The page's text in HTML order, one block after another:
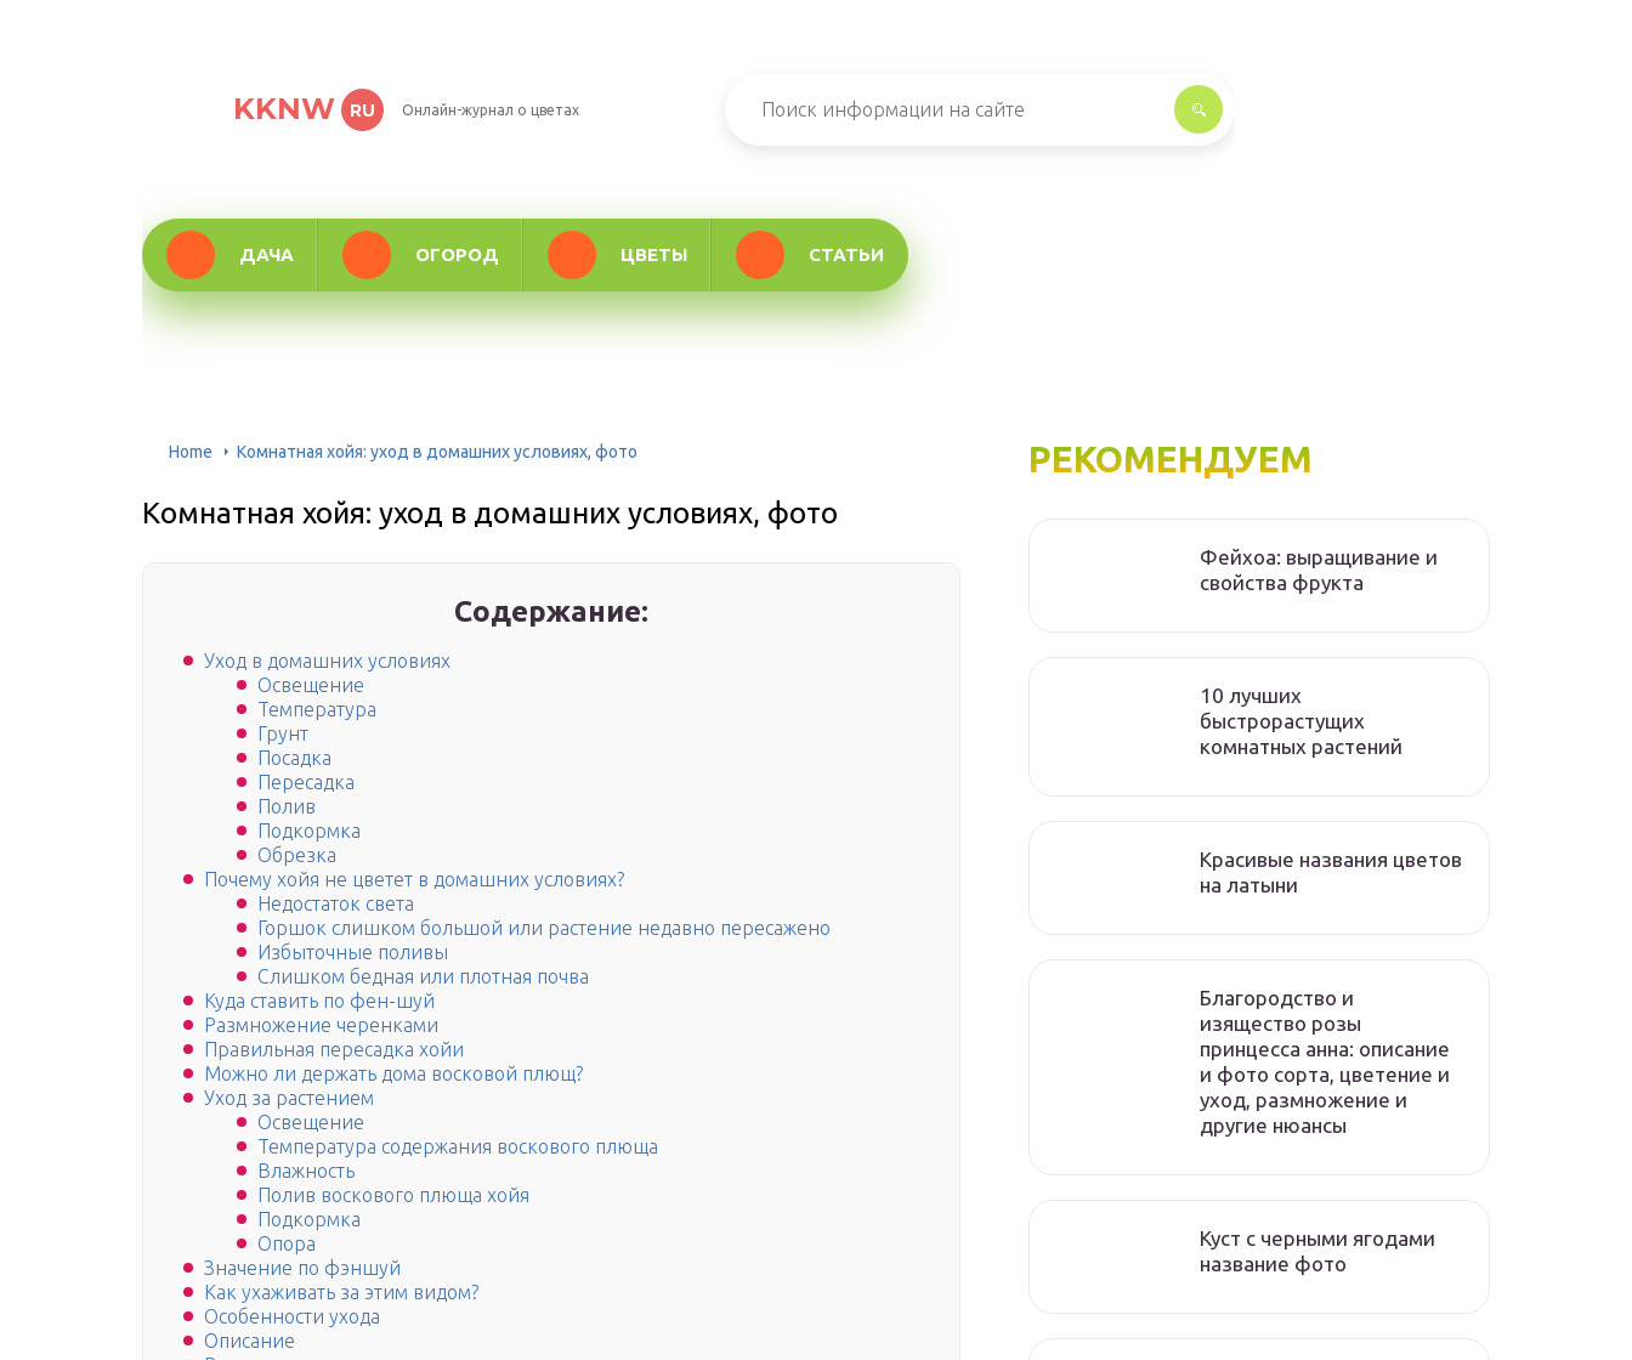
KKNW RU Онлайн-журнал о цветах
ДАЧА ОГОРОД ЦВЕТЫ СТАТЬИ
Home Комнатная хойя: уход в домашних условиях, фото
Комнатная хойя: уход в домашних условиях, фото
Содержание:
Уход в домашних условиях
Освещение
Температура
Грунт
Посадка
Пересадка
Полив
Подкормка
Обрезка
Почему хойя не цветет в домашних условиях?
Недостаток света
Горшок слишком большой или растение недавно пересажено
Избыточные поливы
Слишком бедная или плотная почва
Куда ставить по фен-шуй
Размножение черенками
Правильная пересадка хойи
Можно ли держать дома восковой плющ?
Уход за растением
Освещение
Температура содержания воскового плюща
Влажность
Полив воскового плюща хойя
Подкормка
Опора
Значение по фэншуй
Как ухаживать за этим видом?
Особенности ухода
Описание
РЕКОМЕНДУЕМ
Фейхоа: выращивание и
свойства фрукта
10 лучших
быстрорастущих
комнатных растений
Красивые названия цветов
на латыни
Благородство и
изящество розы
принцесса анна: описание
и фото сорта, цветение и
уход, размножение и
другие нюансы
Куст с черными ягодами
название фото